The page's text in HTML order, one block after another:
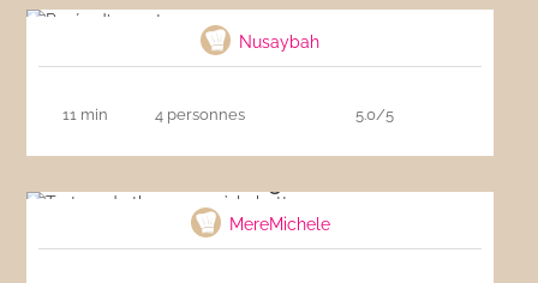
Nusaybah
11 min 4 personnes 5.0/5
MereMichele